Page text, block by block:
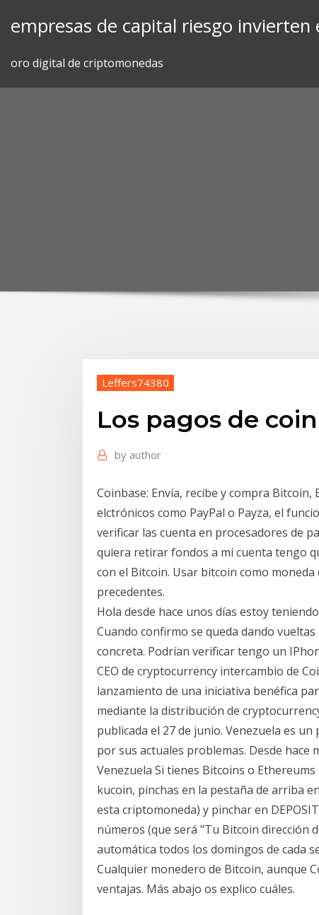
empresas de capital riesgo invierten
oro digital de criptomonedas
Leffers74380
Los pagos de
by author
Coinbase: Envía, recibe y compra
elctrónicos como PayPal o Payza, el
verificar las cuenta en procesadores de
quiera retirar fondos a mi cuenta tengo
con el Bitcoin. Usar bitcoin como
precedentes.
Hola desde hace unos días estoy
Cuando confirmo se queda dando
concreta. Podrían verificar tengo un
CEO de cryptocurrency intercambio de
lanzamiento de una iniciativa benéfica
mediante la distribución de
publicada el 27 de junio. Venezuela es
por sus actuales problemas. Desde hace
Venezuela Si tienes Bitcoins o
kucoin, pinchas en la pestaña de arriba
esta criptomoneda) y pinchar en
números (que será "Tu Bitcoin dirección
automática todos los domingos de cada
Cualquier monedero de Bitcoin, aunque
ventajas. Más abajo os explico cuáles.